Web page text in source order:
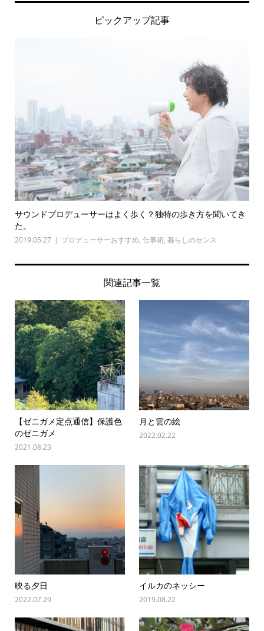
ピックアップ記事
サウンドプロデューサーはよく歩く？独特の歩き方を聞いてき
た。
2019.05.27 プロデューサーおすすめ, 仕事術, 暮らしのセンス
関連記事一覧
【ゼニガメ定点通信】保護色
のゼニガメ
2021.08.23
月と雲の絵
2022.02.22
映る夕日
2022.07.29
イルカのネッシー
2019.08.22